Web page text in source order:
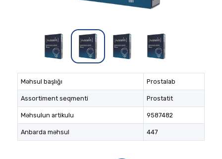
Məhsul başlığı Prostalab
Assortiment seqmenti Prostatit
Məhsulun artikulu 9587482
Anbarda məhsul 447